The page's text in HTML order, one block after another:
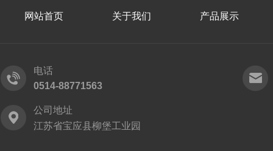
网站首页 关于我们 产品展示
电话
0514-88771563
公司地址
江苏省宝应县柳堡工业园